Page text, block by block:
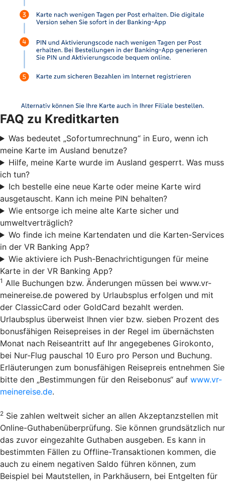
FAQ zu Kreditkarten
Was bedeutet „Sofortumrechnung“ in Euro, wenn ich
meine Karte im Ausland benutze?
Hilfe, meine Karte wurde im Ausland gesperrt. Was muss
ich tun?
Ich bestelle eine neue Karte oder meine Karte wird
ausgetauscht. Kann ich meine PIN behalten?
Wie entsorge ich meine alte Karte sicher und
umweltverträglich?
Wo finde ich meine Kartendaten und die Karten-Services
in der VR Banking App?
Wie aktiviere ich Push-Benachrichtigungen für meine
Karte in der VR Banking App?
1 Alle Buchungen bzw. Änderungen müssen bei www.vr-
meinereise.de powered by Urlaubsplus erfolgen und mit
der ClassicCard oder GoldCard bezahlt werden.
Urlaubsplus überweist Ihnen vier bzw. sieben Prozent des
bonusfähigen Reisepreises in der Regel im übernächsten
Monat nach Reiseantritt auf Ihr angegebenes Girokonto,
bei Nur-Flug pauschal 10 Euro pro Person und Buchung.
Erläuterungen zum bonusfähigen Reisepreis entnehmen Sie
bitte den „Bestimmungen für den Reisebonus“ auf www.vr-
meinereise.de.
2 Sie zahlen weltweit sicher an allen Akzeptanzstellen mit
Online-Guthabenüberprüfung. Sie können grundsätzlich nur
das zuvor eingezahlte Guthaben ausgeben. Es kann in
bestimmten Fällen zu Offline-Transaktionen kommen, die
auch zu einem negativen Saldo führen können, zum
Beispiel bei Mautstellen, in Parkhäusern, bei Entgelten für